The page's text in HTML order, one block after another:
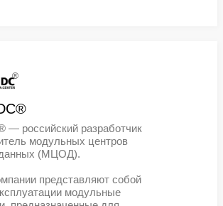
– компании
предлагает линейку
а также услуги
и сертификации
продукции